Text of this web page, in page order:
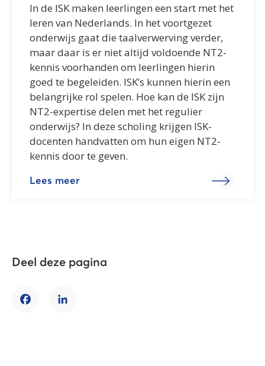
In de ISK maken leerlingen een start met het
leren van Nederlands. In het voortgezet
onderwijs gaat die taalverwerving verder,
maar daar is er niet altijd voldoende NT2-
kennis voorhanden om leerlingen hierin
goed te begeleiden. ISK’s kunnen hierin een
belangrijke rol spelen. Hoe kan de ISK zijn
NT2-expertise delen met het regulier
onderwijs? In deze scholing krijgen ISK-
docenten handvatten om hun eigen NT2-
kennis door te geven.
Lees meer
Deel deze pagina
FacebookLinkedIn